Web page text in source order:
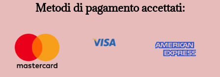
Metodi di pagamento accettati: